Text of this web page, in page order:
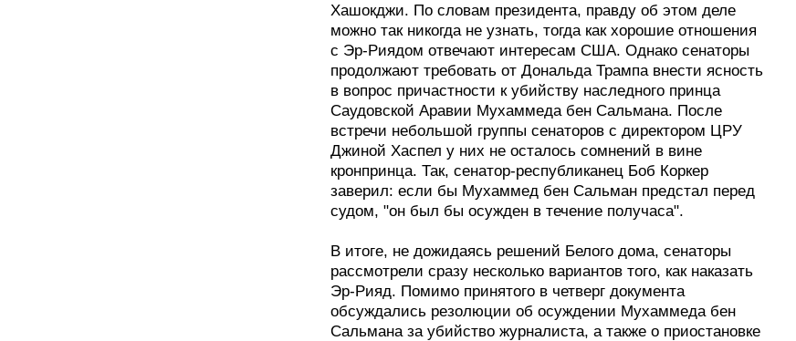
Хашокджи. По словам президента, правду об этом деле
можно так никогда не узнать, тогда как хорошие отношения
с Эр-Риядом отвечают интересам США. Однако сенаторы
продолжают требовать от Дональда Трампа внести ясность
в вопрос причастности к убийству наследного принца
Саудовской Аравии Мухаммеда бен Сальмана. После
встречи небольшой группы сенаторов с директором ЦРУ
Джиной Хаспел у них не осталось сомнений в вине
кронпринца. Так, сенатор-республиканец Боб Коркер
заверил: если бы Мухаммед бен Сальман предстал перед
судом, "он был бы осужден в течение получаса".
В итоге, не дожидаясь решений Белого дома, сенаторы
рассмотрели сразу несколько вариантов того, как наказать
Эр-Рияд. Помимо принятого в четверг документа
обсуждались резолюции об осуждении Мухаммеда бен
Сальмана за убийство журналиста, а также о приостановке